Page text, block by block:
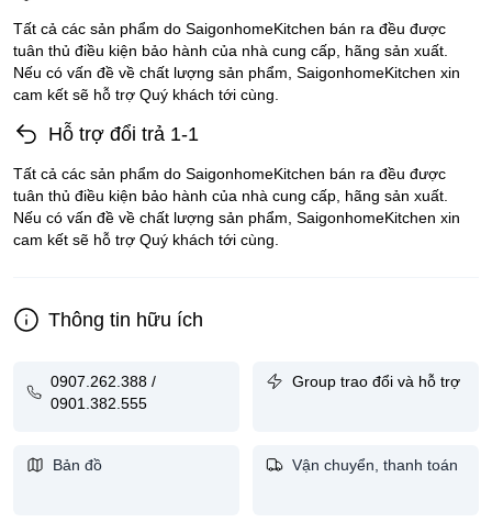
Tất cả các sản phẩm do SaigonhomeKitchen bán ra đều được
tuân thủ điều kiện bảo hành của nhà cung cấp, hãng sản xuất.
Nếu có vấn đề về chất lượng sản phẩm, SaigonhomeKitchen xin
cam kết sẽ hỗ trợ Quý khách tới cùng.
Hỗ trợ đổi trả 1-1
Tất cả các sản phẩm do SaigonhomeKitchen bán ra đều được
tuân thủ điều kiện bảo hành của nhà cung cấp, hãng sản xuất.
Nếu có vấn đề về chất lượng sản phẩm, SaigonhomeKitchen xin
cam kết sẽ hỗ trợ Quý khách tới cùng.
Thông tin hữu ích
0907.262.388 /
0901.382.555
Group trao đổi và hỗ trợ
Bản đồ Vận chuyển, thanh toán